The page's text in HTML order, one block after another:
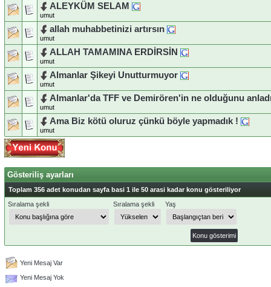
ALEYKÜM SELAM
umut
allah muhabbetinizi artırsın
umut
ALLAH TAMAMINA ERDİRSİN
umut
Almanlar Şikeyi Unutturmuyor
umut
Almanlar'da TFF ve Demirören'in ne olduğunu
umut
Ama Biz kötü oluruz çünkü böyle yapmadık !
umut
Gösteriliş ayarları
Toplam 356 adet konudan sayfa basi 1 ile 50 arasi kadar konu gösteriliyor
Sıralama şekli
Sıralama şekli Yaş
Yeni Mesaj Var
Yeni Mesaj Yok